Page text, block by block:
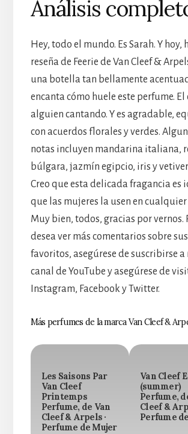
Análisis
Hey, todo el mundo. Es Sarah. Y hoy,
reseña de Feerie de Van Cleef &
una botella tan bellamente
encanta cómo huele este perfume. El
alguien cantando. Y es agradable,
con acuerdos florales y verdes.
notas incluyen mandarina italiana,
búlgara, jazmín egipcio, iris y
Creo que esta delicada fragancia es
que las mujeres la usen en cualquier
Muy bien, todos, gracias por vernos.
desea ver más comentarios sobre
favoritos, asegúrese de suscribirse a
canal de YouTube y asegúrese de
Instagram, Facebook y Twitter.
Más perfumes de la marca Van Cleef &
Les Saisons Par
Van Cleef
Printemps
Perfume, de Van
Cleef & Arpels ·
Perfume de Mujer
Van Cleef
(summer)
Perfume,
Cleef &
Perfume